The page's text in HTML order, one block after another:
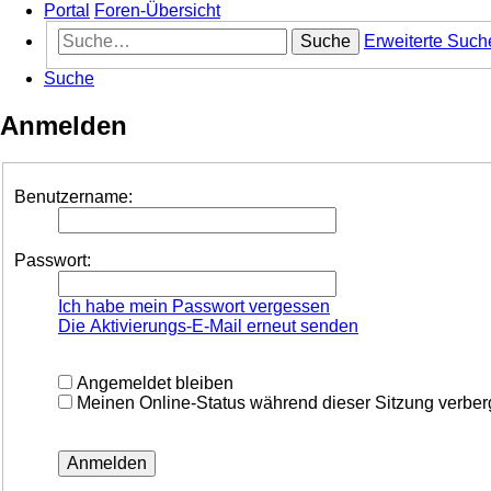
Portal
Foren-Übersicht
Suche
Erweiterte
Suche
Anmelden
Benutzername:
Passwort:
Ich habe mein Passwort vergessen
Die Aktivierungs-E-Mail erneut senden
Angemeldet bleiben
Meinen Online-Status während dieser Sitzung